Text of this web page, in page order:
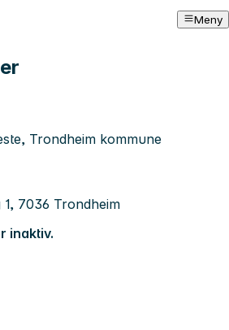
Meny
Trondheim kommune
7036 Trondheim
inaktiv.